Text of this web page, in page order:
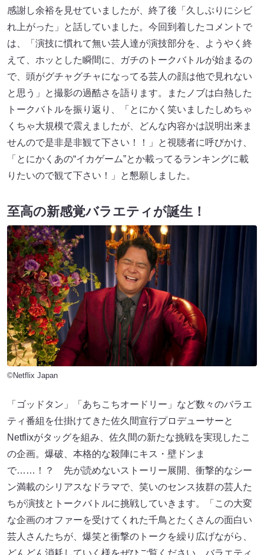
感謝し余裕を見せていましたが、終了後「久しぶりにシビ
れ上がった」と話していました。今回到着したコメントで
は、「演技に慣れて無い芸人達が演技部分を、ようやく終
えて、ホッとした瞬間に、ガチのトークバトルが始まるの
で、頭がグチャグチャになってる芸人の顔は他で見れない
と思う」と撮影の過酷さを語ります。またノブは白熱した
トークバトルを振り返り、「とにかく笑いましたしめちゃ
くちゃ大規模で震えましたが、どんな内容かは説明出来ま
せんので是非是非観て下さい！！」と視聴者に呼びかけ、
「とにかくあの“イカゲーム”とか載ってるランキングに載
りたいので観て下さい！」と懇願しました。
至高の新感覚バラエティが誕生！
©Netflix Japan
「ゴッドタン」「あちこちオードリー」など数々のバラエ
ティ番組を仕掛けてきた佐久間宣行プロデューサーと
Netflixがタッグを組み、佐久間の新たな挑戦を実現したこ
の企画。爆破、本格的な殺陣にキス・壁ドンま
で……！？ 先が読めないストーリー展開、衝撃的なシー
ン満載のシリアスなドラマで、笑いのセンス抜群の芸人た
ちが演技とトークバトルに挑戦していきます。「この大変
な企画のオファーを受けてくれた千鳥とたくさんの面白い
芸人さんたちが、爆笑と衝撃のトークを繰り広げながら、
どんどん消耗していく様をぜひご覧ください。バラエティ